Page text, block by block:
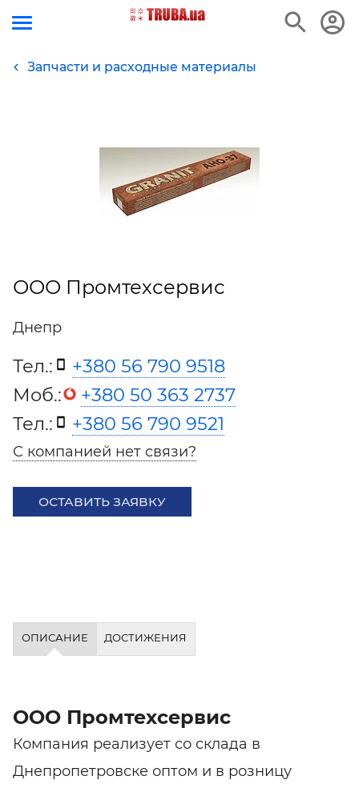
Запчасти и расходные материалы
ООО Промтехсервис
Днепр
Тел.:
+380 56 790 9518
Моб.:
+380 50 363 2737
Тел.:
+380 56 790 9521
С компанией нет связи?
ОСТАВИТЬ ЗАЯВКУ
ОПИСАНИЕ ДОСТИЖЕНИЯ
ООО Промтехсервис
Компания реализует со склада в
Днепропетровске оптом и в розницу